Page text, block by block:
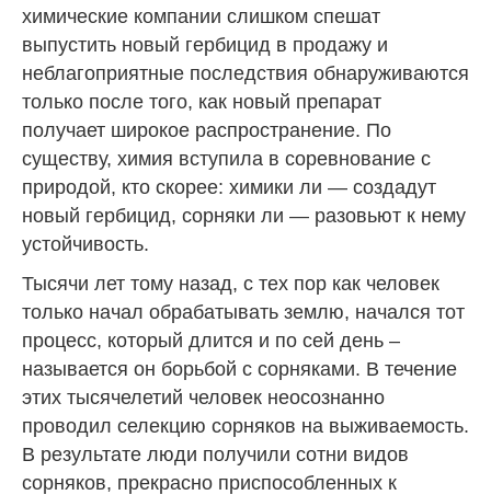
химические компании слишком спешат
выпустить новый гербицид в продажу и
неблагоприятные последствия обнаруживаются
только после того, как новый препарат
получает широкое распространение. По
существу, химия вступила в соревнование с
природой, кто скорее: химики ли — создадут
новый гербицид, сорняки ли — разовьют к нему
устойчивость.
Тысячи лет тому назад, с тех пор как человек
только начал обрабатывать землю, начался тот
процесс, который длится и по сей день –
называется он борьбой с сорняками. В течение
этих тысячелетий человек неосознанно
проводил селекцию сорняков на выживаемость.
В результате люди получили сотни видов
сорняков, прекрасно приспособленных к